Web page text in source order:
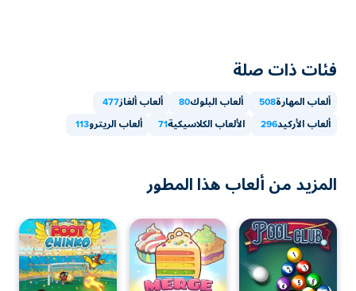
فئات ذات صلة
ألعاب المهارة508 ألعاب البلوك80 ألعاب ألغاز477
ألعاب الأركيد296 الألعاب الكلاسيكية71 ألعاب الريترو113
المزيد من ألعاب هذا المطور